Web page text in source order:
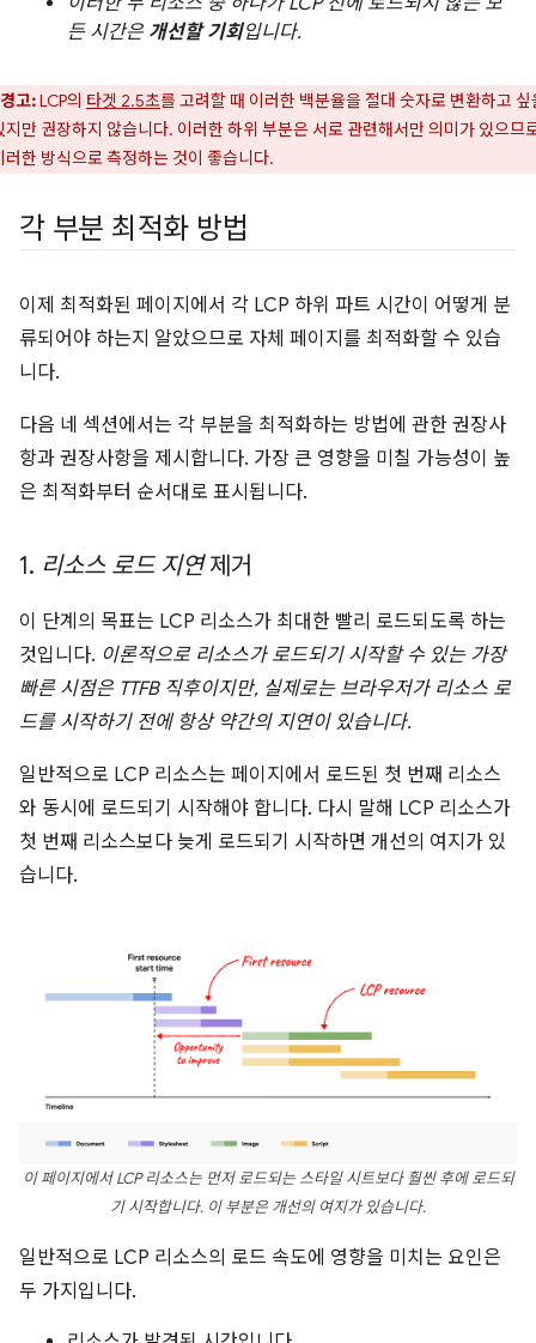
든 시간은 개선할 기회입니다.
경고:LCP의 타겟 2.5초를 고려할 때 이러한 백분율을 절대 숫자로 변환하고 싶
지만 권장하지 않습니다. 이러한 하위 부분은 서로 관련해서만 의미가 있으므
러한 방식으로 측정하는 것이 좋습니다.
각 부분 최적화 방법
이제 최적화된 페이지에서 각 LCP 하위 파트 시간이 어떻게 분
류되어야 하는지 알았으므로 자체 페이지를 최적화할 수 있습
니다.
다음 네 섹션에서는 각 부분을 최적화하는 방법에 관한 권장사
항과 권장사항을 제시합니다. 가장 큰 영향을 미칠 가능성이 높
은 최적화부터 순서대로 표시됩니다.
1. 리소스 로드 지연제거
이 단계의 목표는 LCP 리소스가 최대한 빨리 로드되도록 하는
것입니다. 이론적으로 리소스가 로드되기 시작할 수 있는 가장
빠른 시점은 TTFB 직후이지만, 실제로는 브라우저가 리소스 로
드를 시작하기 전에 항상 약간의 지연이 있습니다.
일반적으로 LCP 리소스는 페이지에서 로드된 첫 번째 리소스
와 동시에 로드되기 시작해야 합니다. 다시 말해 LCP 리소스가
첫 번째 리소스보다 늦게 로드되기 시작하면 개선의 여지가 있
습니다.
이 페이지에서 LCP 리소스는 먼저 로드되는 스타일 시트보다 훨씬 후에 로드되
기 시작합니다. 이 부분은 개선의 여지가 있습니다.
일반적으로 LCP 리소스의 로드 속도에 영향을 미치는 요인은
두 가지입니다.